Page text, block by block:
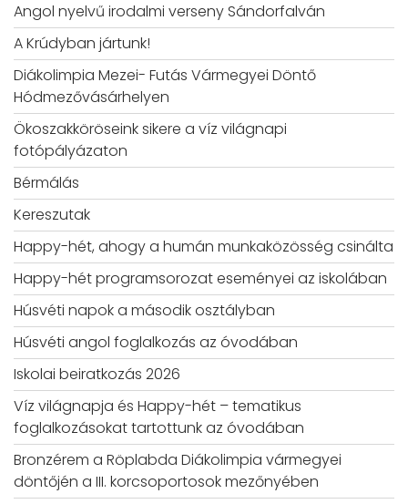
Angol nyelvű irodalmi verseny Sándorfalván
A Krúdyban jártunk!
Diákolimpia Mezei- Futás Vármegyei Döntő
Hódmezővásárhelyen
Ökoszakköröseink sikere a víz világnapi
fotópályázaton
Bérmálás
Kereszutak
Happy-hét, ahogy a humán munkaközösség csinálta
Happy-hét programsorozat eseményei az iskolában
Húsvéti napok a második osztályban
Húsvéti angol foglalkozás az óvodában
Iskolai beiratkozás 2026
Víz világnapja és Happy-hét – tematikus
foglalkozásokat tartottunk az óvodában
Bronzérem a Röplabda Diákolimpia vármegyei
döntőjén a III. korcsoportosok mezőnyében